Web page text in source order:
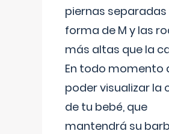
piernas separadas
forma de M y las
más altas que la
En todo momento
poder visualizar la
de tu bebé, que
mantendrá su